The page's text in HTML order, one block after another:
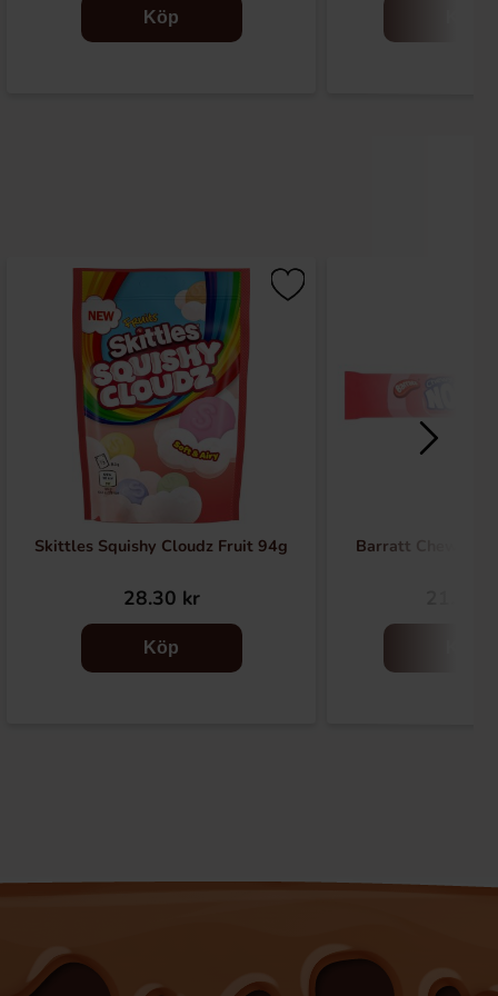
Köp
Skittles Squishy Cloudz Fruit 94g
28.30 kr
Köp
Barratt Chewy